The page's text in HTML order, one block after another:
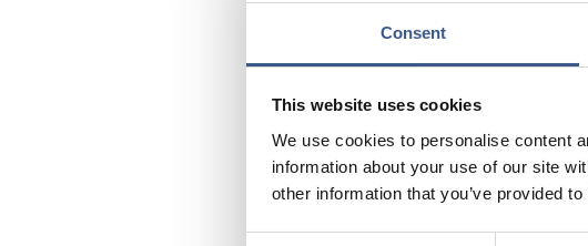
Consent
This website uses cookies
We use cookies to personalise content
information about your use of our site
other information that you’ve provided
Primær
har en
job, praktik eller
uledsagede unge